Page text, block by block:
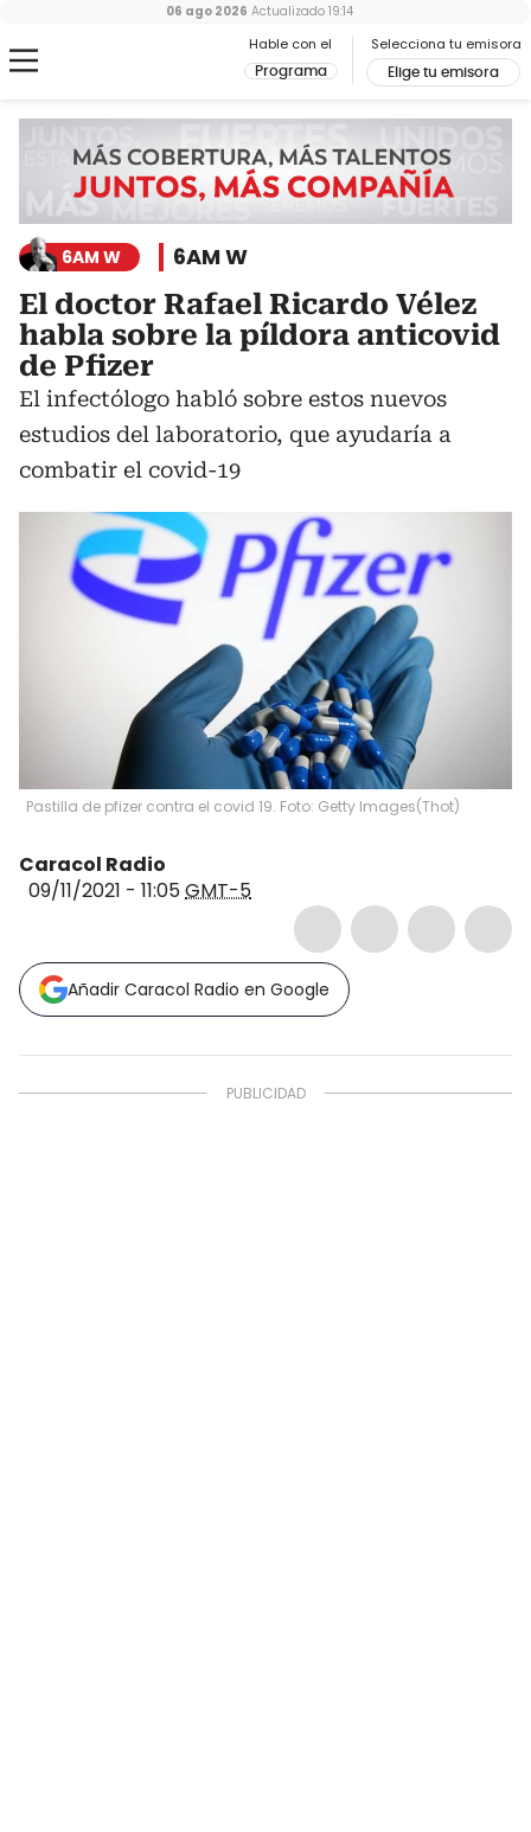
Hable con el
Programa
Selecciona tu emisora
Elige tu emisora
06 ago 2026 Actualizado 19:14
6AM W 6AM W
El doctor Rafael Ricardo Vélez
habla sobre la píldora anticovid
de Pfizer
El infectólogo habló sobre estos nuevos
estudios del laboratorio, que ayudaría a
combatir el covid-19
Pastilla de pfizer contra el covid 19. Foto: Getty Images(Thot)
Caracol Radio
09/11/2021 - 11:05GMT-5
Añadir Caracol Radio en Google